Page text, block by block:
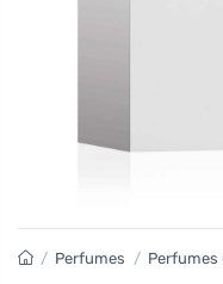
/ Perfumes / Perfumes